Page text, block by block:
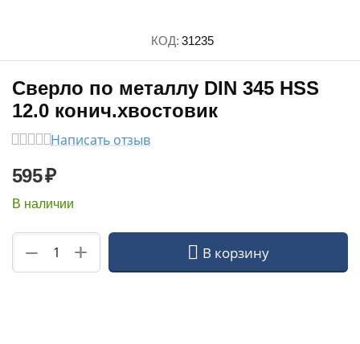
КОД: 31235
Сверло по металлу DIN 345 HSS
12.0 конич.хвостовик
Написать отзыв
595₽
В наличии
+
− В корзину